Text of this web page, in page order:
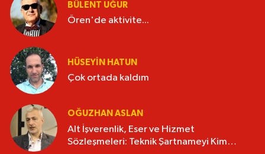
BÜLENT UĞUR
Ören'de aktivite...
HÜSEYIN HATUN
Çok ortada kaldım
OĞUZHAN ASLAN
Alt İşverenlik, Eser ve Hizmet
Sözleşmeleri: Teknik Şartnameyi Kim